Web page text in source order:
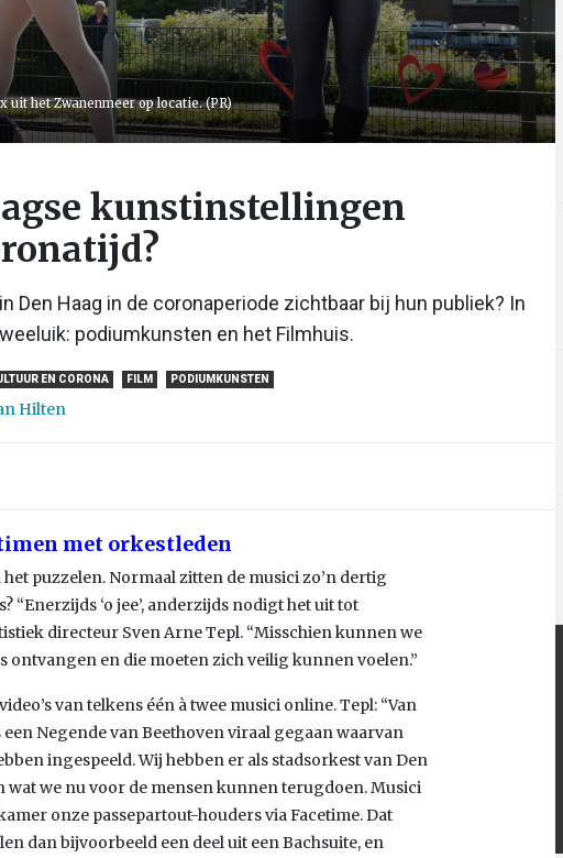
uit het Zwanenmeer op locatie. (PR)
kunstinstellingen
Den Haag in de coronaperiode zichtbaar bij hun publiek? In
podiumkunsten en het Filmhuis.
EN CORONA FILM PODIUMKUNSTEN
Hilten
met orkestleden
het puzzelen. Normaal zitten de musici zo’n dertig
“Enerzijds ‘o jee’, anderzijds nodigt het uit tot
directeur Sven Arne Tepl. “Misschien kunnen we
ontvangen en die moeten zich veilig kunnen voelen.”
van telkens één à twee musici online. Tepl: “Van
Negende van Beethoven viraal gegaan waarvan
ingespeeld. Wij hebben er als stadsorkest van Den
wat we nu voor de mensen kunnen terugdoen. Musici
onze passepartout-houders via Facetime. Dat
dan bijvoorbeeld een deel uit een Bachsuite, en